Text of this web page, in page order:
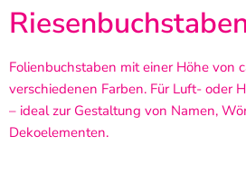
Folienbuchstaben mit einer Höhe von
verschiedenen Farben. Für Luft- oder
– ideal zur Gestaltung von Namen,
Dekoelementen.